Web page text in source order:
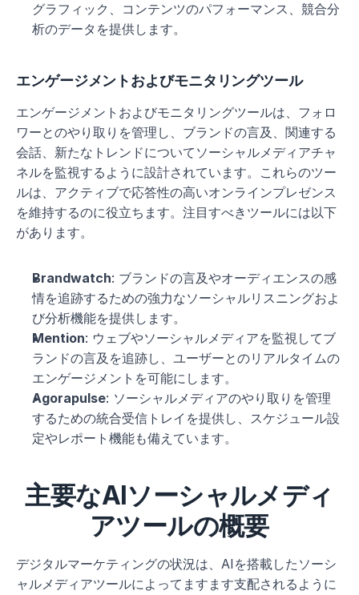
グラフィック、コンテンツのパフォーマンス、競合分
析のデータを提供します。
エンゲージメントおよびモニタリングツール
エンゲージメントおよびモニタリングツールは、フォロ
ワーとのやり取りを管理し、ブランドの言及、関連する
会話、新たなトレンドについてソーシャルメディアチャ
ネルを監視するように設計されています。これらのツー
ルは、アクティブで応答性の高いオンラインプレゼンス
を維持するのに役立ちます。注目すべきツールには以下
があります。
Brandwatch: ブランドの言及やオーディエンスの感
情を追跡するための強力なソーシャルリスニングおよ
び分析機能を提供します。
Mention: ウェブやソーシャルメディアを監視してブ
ランドの言及を追跡し、ユーザーとのリアルタイムの
エンゲージメントを可能にします。
Agorapulse: ソーシャルメディアのやり取りを管理
するための統合受信トレイを提供し、スケジュール設
定やレポート機能も備えています。
主要なAIソーシャルメディ
アツールの概要
デジタルマーケティングの状況は、AIを搭載したソーシ
ャルメディアツールによってますます支配されるように